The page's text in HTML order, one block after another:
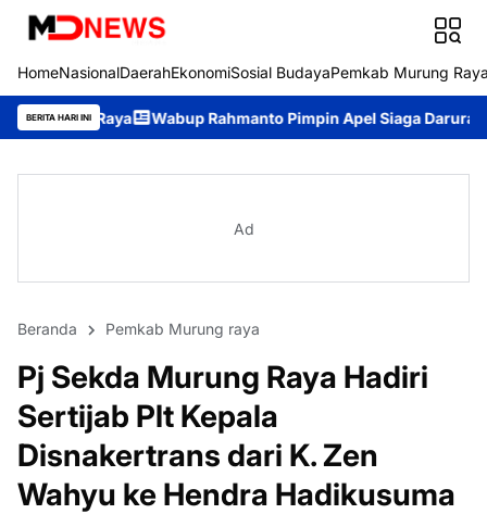
HomeNasionalDaerahEkonomiSosial BudayaPemkab Murung
BERITA HARI INI
Wabup Rahmanto Pimpin Apel Siaga Darurat Karhutla, Ajak
Ad
Beranda Pemkab Murung raya
Pj Sekda Murung Raya Hadiri
Sertijab Plt Kepala
Disnakertrans dari K. Zen
Wahyu ke Hendra Hadikusuma